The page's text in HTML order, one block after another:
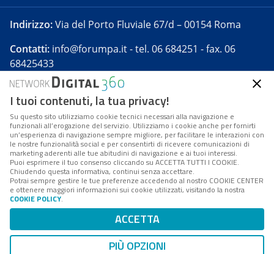
Indirizzo:Via del Porto Fluviale 67/d – 00154 Roma
Contatti: info@forumpa.it- tel. 06 684251 - fax. 06
68425433
Forumpa.itè una pubblicazione telematica iscritta
presso Registro della stampa del Tribunale di Roma -
Reg. n. 182 del 2 maggio 2008 - Direttore resp. Michela
Stentella
FPA s.r.l. è società soggetta a Direzione e
Coordinamento da parte di Digital360 S.p.A. - FPA s.r.l.
è un'azienda certificata per il sistema di management
Codice Fiscale/Partita IVA n. 10693191008 - R.E.A. Roma
n. 1249791. ISP AWS
Mappa del sito
I tuoi contenuti, la tua privacy!
Su questo sito utilizziamo cookie tecnici necessari alla navigazione e
funzionali all’erogazione del servizio. Utilizziamo i cookie anche per fornirti
un’esperienza di navigazione sempre migliore, per facilitare le interazioni con
le nostre funzionalità social e per consentirti di ricevere comunicazioni di
marketing aderenti alle tue abitudini di navigazione e ai tuoi interessi.
Puoi esprimere il tuo consenso cliccando su ACCETTA TUTTI I COOKIE.
Chiudendo questa informativa, continui senza accettare.
Potrai sempre gestire le tue preferenze accedendo al nostro COOKIE CENTER
e ottenere maggiori informazioni sui cookie utilizzati, visitando la nostra
COOKIE POLICY.
ACCETTA
PIÙ OPZIONI